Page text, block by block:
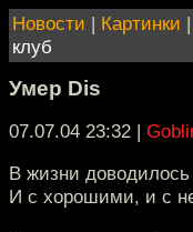
Новости | Картинки |
клуб
Умер Dis
07.07.04 23:32 |
В жизни
И с хорошими, и с